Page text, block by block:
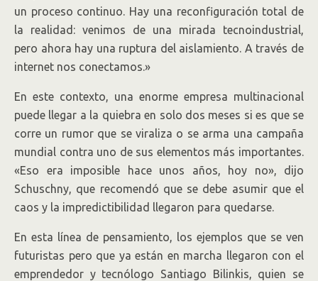
un proceso continuo. Hay una reconfiguración total de
la realidad: venimos de una mirada tecnoindustrial,
pero ahora hay una ruptura del aislamiento. A través de
internet nos conectamos.»
En este contexto, una enorme empresa multinacional
puede llegar a la quiebra en solo dos meses si es que se
corre un rumor que se viraliza o se arma una campaña
mundial contra uno de sus elementos más importantes.
«Eso era imposible hace unos años, hoy no», dijo
Schuschny, que recomendó que se debe asumir que el
caos y la impredictibilidad llegaron para quedarse.
En esta línea de pensamiento, los ejemplos que se ven
futuristas pero que ya están en marcha llegaron con el
emprendedor y tecnólogo Santiago Bilinkis, quien se